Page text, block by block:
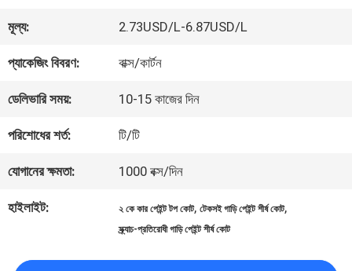
মান
নিয়ন্ত্রণ
আমাদের
যোগাযোগ
মূল্য: 2.73USD/L-6.87USD/L
প্যাকেজিং বিবরণ: বাক্স/কার্টন
ডেলিভারি সময়: 10-15 কাজের দিন
পরিশোধের শর্ত: টি/টি
যোগানের ক্ষমতা: 1000 বক্স/দিন
হাইলাইট: ২ কে কার পেইন্ট টপ কোট,টেকসই গাড়ি পেইন্ট শীর্ষ কোট,
স্ক্র্যাচ-প্রতিরোধী গাড়ি পেইন্ট শীর্ষ কোট